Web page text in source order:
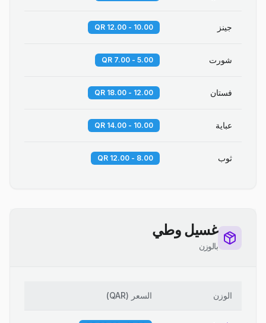
جينز 10.00 - 12.00 QR
شورت 5.00 - 7.00 QR
فستان 12.00 - 18.00 QR
عباية 10.00 - 14.00 QR
ثوب 8.00 - 12.00 QR
غسيل وطي
بالوزن
الوزن السعر (
QAR
)